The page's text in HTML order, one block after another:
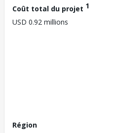
Coût total du projet 1
USD 0.92 millions
Région